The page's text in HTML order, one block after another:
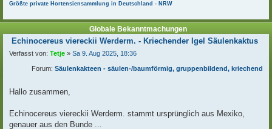
Größte private Hortensiensammlung in Deutschland - NRW
Globale Bekanntmachungen
B
e
i
g
Echinocereus viereckii Werderm. - Kriechender Igel Säulenkaktus
Verfasst von: Tetje » Sa 9. Aug 2025, 18:36
Forum: Säulenkakteen - säulen-/baumförmig, gruppenbildend, kriechend
Hallo zusammen,
Echinocereus viereckii Werderm. stammt ursprünglich aus Mexiko,
genauer aus den Bunde ...